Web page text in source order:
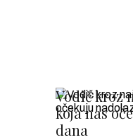
Vodič kroz
koja nas
dana